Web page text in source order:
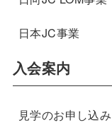
日本JC事業
入会案内
見学のお申し込み